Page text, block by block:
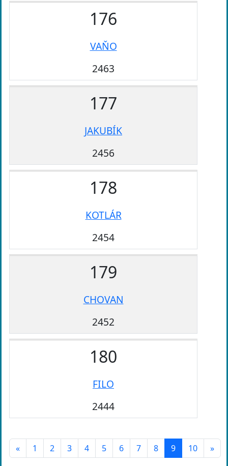
176
VAŇO
2463
177
JAKUBÍK
2456
178
KOTLÁR
2454
179
CHOVAN
2452
180
FILO
2444
« 1 2 3 4 5 6 7 8 9 10 »